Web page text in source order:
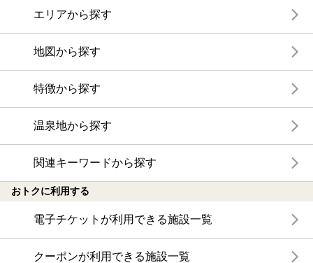
エリアから探す
地図から探す
特徴から探す
温泉地から探す
関連キーワードから探す
おトクに利用する
電子チケットが利用できる施設一覧
クーポンが利用できる施設一覧